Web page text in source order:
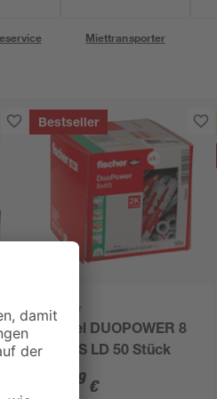
Miettransporter
Bestseller
Fischer
Dübel DUOPOWER 8
x 65 S LD 50 Stück
79 €